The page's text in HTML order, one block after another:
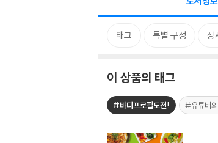
태그 특별 구성 상
이 상품의 태그
#바디프로필도전! #유튜버